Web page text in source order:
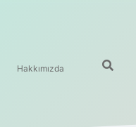
Hakkımızda